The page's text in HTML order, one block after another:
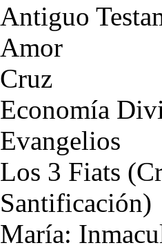
Antiguo
Amor
Cruz
Economía
Evangelios
Los 3 Fiats
Santificación)
María: